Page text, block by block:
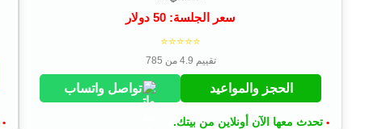
سعر الجلسة: 50 دولار
⭐⭐⭐⭐⭐
تقييم 4.9 من 785
الحجز والمواعيد تواصل واتساب
• تحدث معها الآن أونلاين من بيتك. •